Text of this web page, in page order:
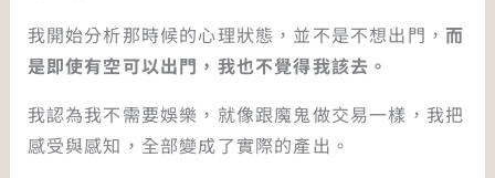
我開始分析那時候的心理狀態，並不是不想出門，而
是即使有空可以出門，我也不覺得我該去。
我認為我不需要娛樂，就像跟魔鬼做交易一樣，我把
感受與感知，全部變成了實際的產出。